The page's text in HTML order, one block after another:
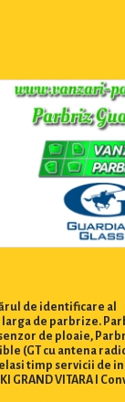
de identificare al
de parbrize.
de ploaie,
(GT cu antena
timp servicii de
VITARA I